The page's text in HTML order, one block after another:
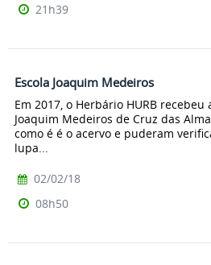
21h39
Escola Joaquim Medeiros
Em 2017, o Herbário HURB
Joaquim Medeiros de Cruz das
como é é o acervo e puderam
lupa...
02/02/18
08h50